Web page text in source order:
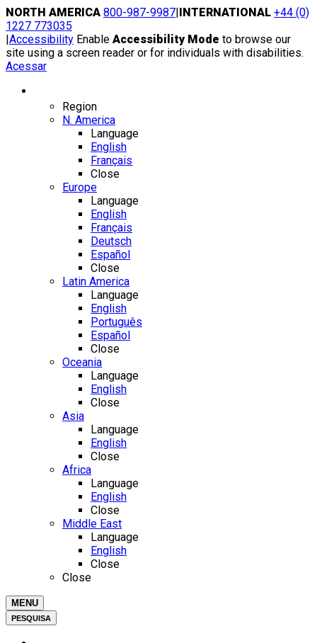
Skip
to
content
NORTH AMERICA 800-987-9987|INTERNATIONAL +44 (0)
1227 773035
|Accessibility Enable Accessibility Mode to browse our
site using a screen reader or for individuals with disabilities.
Acessar
Region
N. America
Language
English
Français
Close
Europe
Language
English
Français
Deutsch
Español
Close
Latin America
Language
English
Português
Español
Close
Oceania
Language
English
Close
Asia
Language
English
Close
Africa
Language
English
Close
Middle East
Language
English
Close
Close
MENU
PESQUISA